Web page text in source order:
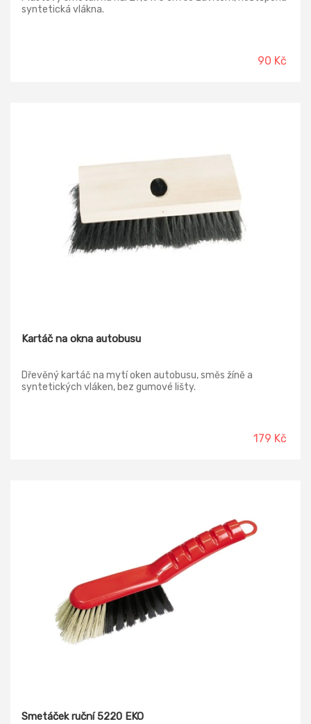
syntetická vlákna.
90 Kč
Kartáč na okna autobusu
Dřevěný kartáč na mytí oken autobusu, směs žíně a
syntetických vláken, bez gumové lišty.
179 Kč
Smetáček ruční 5220 EKO